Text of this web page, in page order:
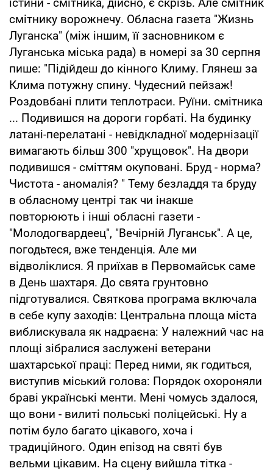
смітнику ворожнечу. Обласна газета "Жизнь
Луганска" (між іншим, її засновником є
Луганська міська рада) в номері за 30 серпня
пише: "Підійдеш до кінного Климу. Глянеш за
Клима потужну спину. Чудесний пейзаж!
Роздовбані плити теплотраси. Руїни. смітника
... Подивишся на дороги горбаті. На будинку
латані-перелатані - невідкладної модернізації
вимагають більш 300 "хрущовок". На двори
подивишся - сміттям окуповані. Бруд - норма?
Чистота - аномалія? " Тему безладдя та бруду
в обласному центрі так чи інакше
повторюють і інші обласні газети -
"Молодогвардеец", "Вечірній Луганськ". А це,
погодьтеся, вже тенденція. Але ми
відволіклися. Я приїхав в Первомайськ саме
в День шахтаря. До свята грунтовно
підготувалися. Святкова програма включала
в себе купу заходів: Центральна площа міста
виблискувала як надраєна: У належний час на
площі зібралися заслужені ветерани
шахтарської праці: Перед ними, як годиться,
виступив міський голова: Порядок охороняли
браві українські менти. Мені чомусь здалося,
що вони - вилиті польські поліцейські. Ну а
потім було багато цікавого, хоча і
традиційного. Один епізод на святі був
вельми цікавим. На сцену вийшла тітка -